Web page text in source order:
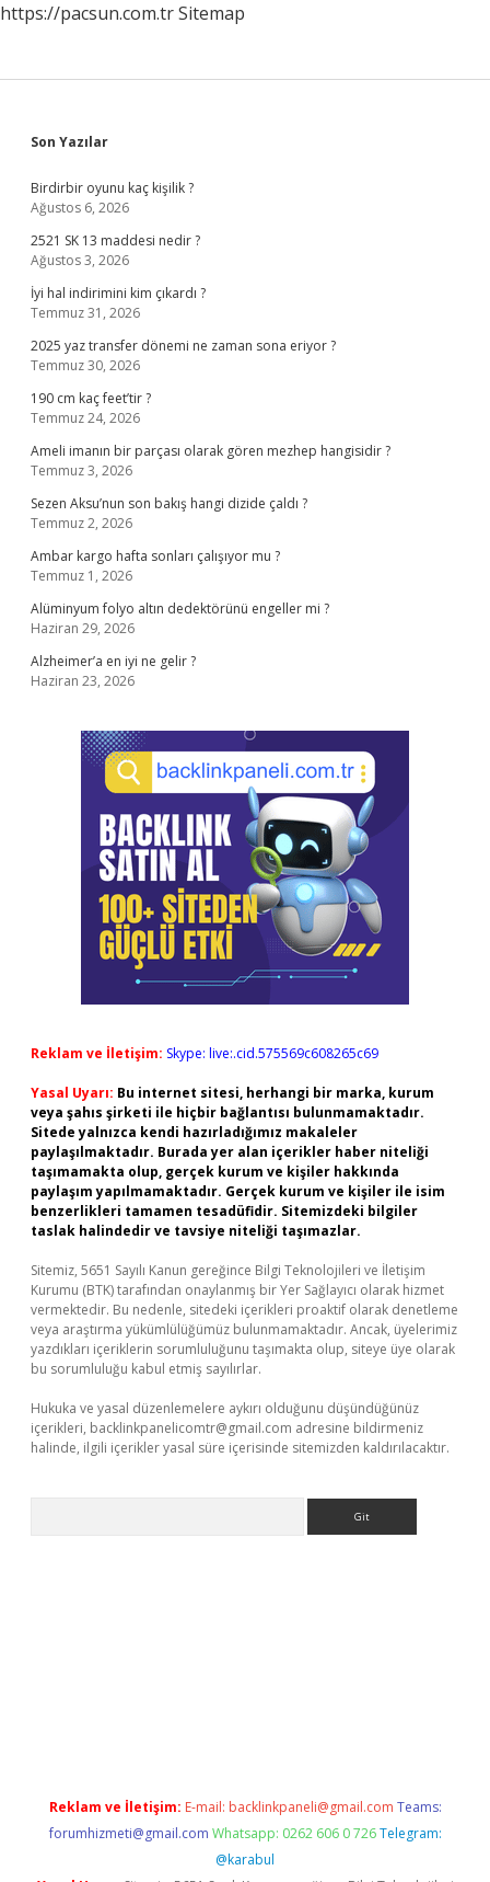
https://pacsun.com.trSitemap
Sidebar
Son Yazılar
Birdirbir oyunu kaç kişilik ?
Ağustos 6, 2026
2521 SK 13 maddesi nedir ?
Ağustos 3, 2026
İyi hal indirimini kim çıkardı ?
Temmuz 31, 2026
2025 yaz transfer dönemi ne zaman sona eriyor ?
Temmuz 30, 2026
190 cm kaç feet’tir ?
Temmuz 24, 2026
Ameli imanın bir parçası olarak gören mezhep hangisidir ?
Temmuz 3, 2026
Sezen Aksu’nun son bakış hangi dizide çaldı ?
Temmuz 2, 2026
Ambar kargo hafta sonları çalışıyor mu ?
Temmuz 1, 2026
Alüminyum folyo altın dedektörünü engeller mi ?
Haziran 29, 2026
Alzheimer’a en iyi ne gelir ?
Haziran 23, 2026
Reklam ve İletişim: Skype: live:.cid.575569c608265c69
Yasal Uyarı: Bu internet sitesi, herhangi bir marka, kurum
veya şahıs şirketi ile hiçbir bağlantısı bulunmamaktadır.
Sitede yalnızca kendi hazırladığımız makaleler
paylaşılmaktadır. Burada yer alan içerikler haber niteliği
taşımamakta olup, gerçek kurum ve kişiler hakkında
paylaşım yapılmamaktadır. Gerçek kurum ve kişiler ile isim
benzerlikleri tamamen tesadüfidir. Sitemizdeki bilgiler
taslak halindedir ve tavsiye niteliği taşımazlar.
Sitemiz, 5651 Sayılı Kanun gereğince Bilgi Teknolojileri ve İletişim
Kurumu (BTK) tarafından onaylanmış bir Yer Sağlayıcı olarak hizmet
vermektedir. Bu nedenle, sitedeki içerikleri proaktif olarak denetleme
veya araştırma yükümlülüğümüz bulunmamaktadır. Ancak, üyelerimiz
yazdıkları içeriklerin sorumluluğunu taşımakta olup, siteye üye olarak
bu sorumluluğu kabul etmiş sayılırlar.
Hukuka ve yasal düzenlemelere aykırı olduğunu düşündüğünüz
içerikleri, backlinkpanelicomtr@gmail.com adresine bildirmeniz
halinde, ilgili içerikler yasal süre içerisinde sitemizden kaldırılacaktır.
Reklam ve İletişim: E-mail: backlinkpaneli@gmail.com Teams:
forumhizmeti@gmail.com Whatsapp: 0262 606 0 726 Telegram:
@karabul